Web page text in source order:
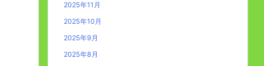
2025年11月
2025年10月
2025年9月
2025年8月